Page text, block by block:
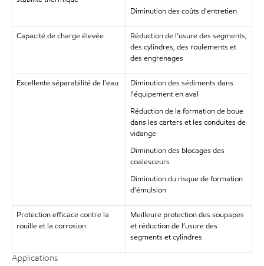
Diminution des coûts d'entretien
Capacité de charge élevée
Réduction de l’usure des segments,
des cylindres, des roulements et
des engrenages
Excellente séparabilité de l'eau
Diminution des sédiments dans
l'équipement en aval
Réduction de la formation de boue
dans les carters et les conduites de
vidange
Diminution des blocages des
coalesceurs
Diminution du risque de formation
d'émulsion
Protection efficace contre la
rouille et la corrosion
Meilleure protection des soupapes
et réduction de l’usure des
segments et cylindres
Applications